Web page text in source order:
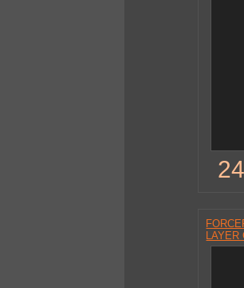
LAYER